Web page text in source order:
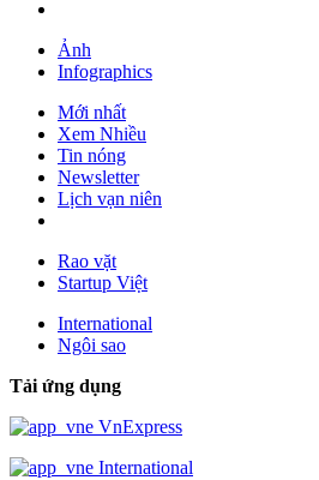
Ảnh
Infographics
Mới nhất
Xem Nhiều
Tin nóng
Newsletter
Lịch vạn niên
Rao vặt
Startup Việt
International
Ngôi sao
Tải ứng dụng
VnExpress
International